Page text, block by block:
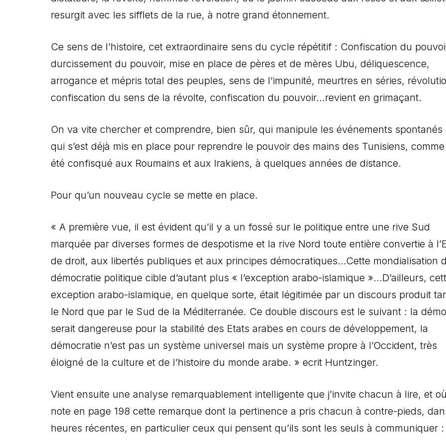
resurgit avec les sifflets de la rue, à notre grand étonnement.
Ce sens de l’histoire, cet extraordinaire sens du cycle répétitif : Confiscation du
durcissement du pouvoir, mise en place de pères et de mères Ubu, déliquescence,
arrogance et mépris total des peuples, sens de l’impunité, meurtres en séries,
confiscation du sens de la révolte, confiscation du pouvoir…revient en grimaçant.
On va vite chercher et comprendre, bien sûr, qui manipule les événements spontanés
qui s’est déjà mis en place pour reprendre le pouvoir des mains des Tunisiens, comme
été confisqué aux Roumains et aux Irakiens, à quelques années de distance.
Pour qu’un nouveau cycle se mette en place.
« A première vue, il est évident qu’il y a un fossé sur le politique entre une rive Sud
marquée par diverses formes de despotisme et la rive Nord toute entière convertie à
de droit, aux libertés publiques et aux principes démocratiques…Cette mondialisation
démocratie politique cible d’autant plus « l’exception arabo-islamique »…D’ailleurs,
exception arabo-islamique, en quelque sorte, était légitimée par un discours produit
le Nord que par le Sud de la Méditerranée. Ce double discours est le suivant : la
serait dangereuse pour la stabilité des Etats arabes en cours de développement, la
démocratie n’est pas un système universel mais un système propre à l’Occident, très
éloigné de la culture et de l’histoire du monde arabe. » ecrit Huntzinger.
Vient ensuite une analyse remarquablement intelligente que j’invite chacun à lire, et
note en page 198 cette remarque dont la pertinence a pris chacun à contre-pieds,
heures récentes, en particulier ceux qui pensent qu’ils sont les seuls à communiquer :